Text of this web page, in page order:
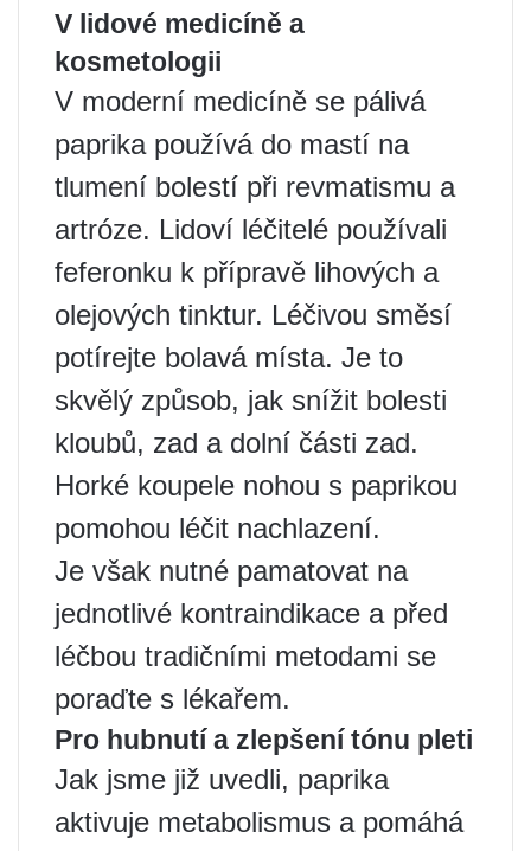
V lidové medicíně a
kosmetologii
V moderní medicíně se pálivá
paprika používá do mastí na
tlumení bolestí při revmatismu a
artróze. Lidoví léčitelé používali
feferonku k přípravě lihových a
olejových tinktur. Léčivou směsí
potírejte bolavá místa. Je to
skvělý způsob, jak snížit bolesti
kloubů, zad a dolní části zad.
Horké koupele nohou s paprikou
pomohou léčit nachlazení.
Je však nutné pamatovat na
jednotlivé kontraindikace a před
léčbou tradičními metodami se
poraďte s lékařem.
Pro hubnutí a zlepšení tónu pleti
Jak jsme již uvedli, paprika
aktivuje metabolismus a pomáhá